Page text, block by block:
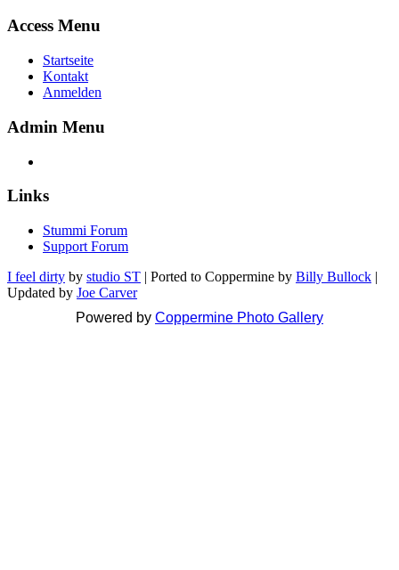
Access Menu
Startseite
Kontakt
Anmelden
Admin Menu
Links
Stummi Forum
Support Forum
I feel dirty by studio ST | Ported to Coppermine by Billy Bullock |
Updated by Joe Carver
Powered by Coppermine Photo Gallery